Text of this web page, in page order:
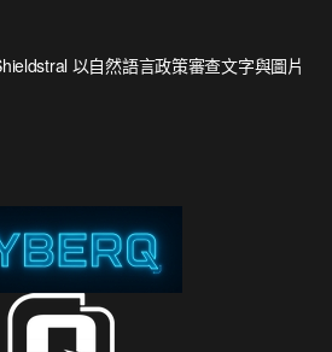
以自然語言政策審查文字與圖片